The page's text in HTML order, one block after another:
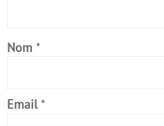
Nom *
Email *